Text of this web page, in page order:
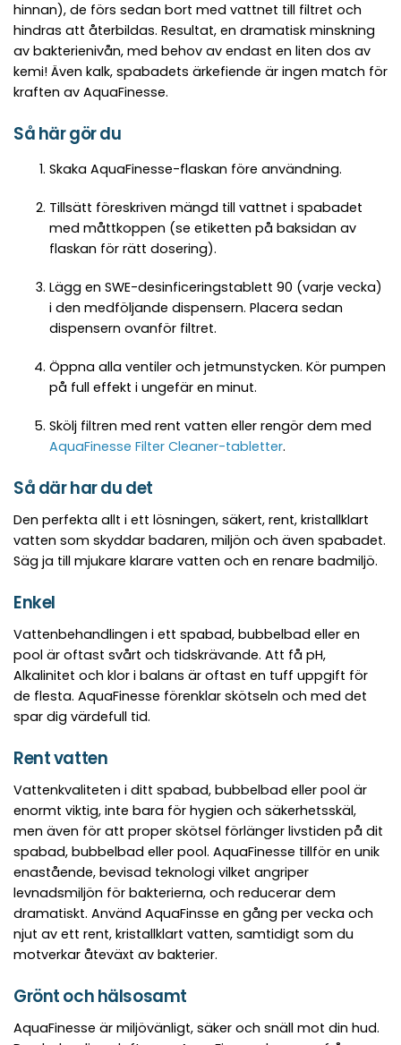
hinnan), de förs sedan bort med vattnet till filtret och
hindras att återbildas. Resultat, en dramatisk minskning
av bakterienivån, med behov av endast en liten dos av
kemi! Även kalk, spabadets ärkefiende är ingen match för
kraften av AquaFinesse.
Så här gör du
Skaka AquaFinesse-flaskan före användning.
Tillsätt föreskriven mängd till vattnet i spabadet
med måttkoppen (se etiketten på baksidan av
flaskan för rätt dosering).
Lägg en SWE-desinficeringstablett 90 (varje vecka)
i den medföljande dispensern. Placera sedan
dispensern ovanför filtret.
Öppna alla ventiler och jetmunstycken. Kör pumpen
på full effekt i ungefär en minut.
Skölj filtren med rent vatten eller rengör dem med
AquaFinesse Filter Cleaner-tabletter.
Så där har du det
Den perfekta allt i ett lösningen, säkert, rent, kristallklart
vatten som skyddar badaren, miljön och även spabadet.
Säg ja till mjukare klarare vatten och en renare badmiljö.
Enkel
Vattenbehandlingen i ett spabad, bubbelbad eller en
pool är oftast svårt och tidskrävande. Att få pH,
Alkalinitet och klor i balans är oftast en tuff uppgift för
de flesta. AquaFinesse förenklar skötseln och med det
spar dig värdefull tid.
Rent vatten
Vattenkvaliteten i ditt spabad, bubbelbad eller pool är
enormt viktig, inte bara för hygien och säkerhetsskäl,
men även för att proper skötsel förlänger livstiden på dit
spabad, bubbelbad eller pool. AquaFinesse tillför en unik
enastående, bevisad teknologi vilket angriper
levnadsmiljön för bakterierna, och reducerar dem
dramatiskt. Använd AquaFinsse en gång per vecka och
njut av ett rent, kristallklart vatten, samtidigt som du
motverkar åteväxt av bakterier.
Grönt och hälsosamt
AquaFinesse är miljövänligt, säker och snäll mot din hud.